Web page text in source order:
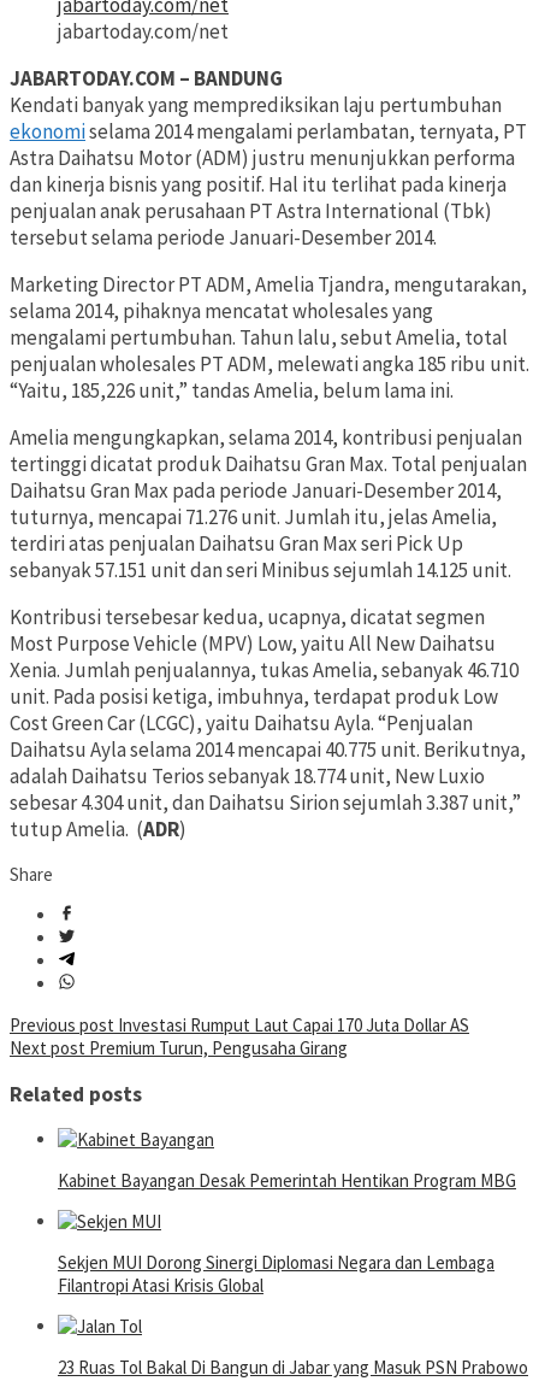
jabartoday.com/net
JABARTODAY.COM – BANDUNG
Kendati banyak yang memprediksikan laju pertumbuhan
ekonomiselama 2014 mengalami perlambatan, ternyata, PT
Astra Daihatsu Motor (ADM) justru menunjukkan performa
dan kinerja bisnis yang positif. Hal itu terlihat pada kinerja
penjualan anak perusahaan PT Astra International (Tbk)
tersebut selama periode Januari-Desember 2014.
Marketing Director PT ADM, Amelia Tjandra, mengutarakan,
selama 2014, pihaknya mencatat wholesales yang
mengalami pertumbuhan. Tahun lalu, sebut Amelia, total
penjualan wholesales PT ADM, melewati angka 185 ribu unit.
“Yaitu, 185,226 unit,” tandas Amelia, belum lama ini.
Amelia mengungkapkan, selama 2014, kontribusi penjualan
tertinggi dicatat produk Daihatsu Gran Max. Total penjualan
Daihatsu Gran Max pada periode Januari-Desember 2014,
tuturnya, mencapai 71.276 unit. Jumlah itu, jelas Amelia,
terdiri atas penjualan Daihatsu Gran Max seri Pick Up
sebanyak 57.151 unit dan seri Minibus sejumlah 14.125 unit.
Kontribusi tersebesar kedua, ucapnya, dicatat segmen
Most Purpose Vehicle (MPV) Low, yaitu All New Daihatsu
Xenia. Jumlah penjualannya, tukas Amelia, sebanyak 46.710
unit. Pada posisi ketiga, imbuhnya, terdapat produk Low
Cost Green Car (LCGC), yaitu Daihatsu Ayla. “Penjualan
Daihatsu Ayla selama 2014 mencapai 40.775 unit. Berikutnya,
adalah Daihatsu Terios sebanyak 18.774 unit, New Luxio
sebesar 4.304 unit, dan Daihatsu Sirion sejumlah 3.387 unit,”
tutup Amelia. (ADR)
Share
Post
navigation
Previous post Investasi Rumput Laut Capai 170 Juta Dollar AS
Next post Premium Turun, Pengusaha Girang
Related posts
Kabinet Bayangan Desak Pemerintah Hentikan Program MBG
Sekjen MUI Dorong Sinergi Diplomasi Negara dan Lembaga
Filantropi Atasi Krisis Global
23 Ruas Tol Bakal Di Bangun di Jabar yang Masuk PSN Prabowo